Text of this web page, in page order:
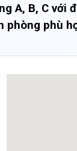
A, B, C với
phòng phù